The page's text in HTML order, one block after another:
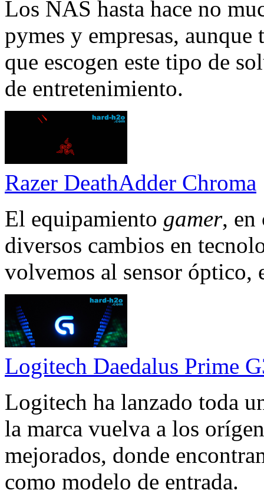
Los NAS hasta hace no
pymes y empresas,
que escogen este tipo de
de entretenimiento.
Razer DeathAdder Chroma
El equipamiento gamer, en
diversos cambios en
volvemos al sensor óptico,
Logitech Daedalus Prime
Logitech ha lanzado toda
la marca vuelva a los
mejorados, donde
como modelo de entrada.